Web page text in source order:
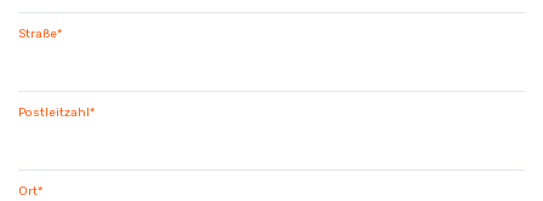
Straße*
Postleitzahl*
Ort*